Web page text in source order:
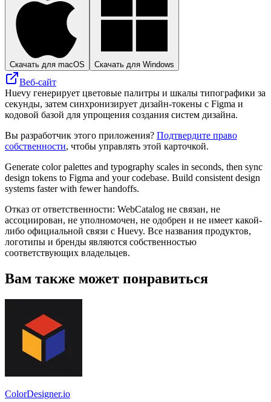
Скачать для macOS Скачать для Windows
Веб-сайт
Huevy генерирует цветовые палитры и шкалы типографики за
секунды, затем синхронизирует дизайн-токены с Figma и
кодовой базой для упрощения создания систем дизайна.
Вы разработчик этого приложения? Подтвердите право
собственности, чтобы управлять этой карточкой.
Generate color palettes and typography scales in seconds, then sync
design tokens to Figma and your codebase. Build consistent design
systems faster with fewer handoffs.
Отказ от ответственности: WebCatalog не связан, не
ассоциирован, не уполномочен, не одобрен и не имеет какой-
либо официальной связи с Huevy. Все названия продуктов,
логотипы и бренды являются собственностью
соответствующих владельцев.
Вам также может понравиться
ColorDesigner.io